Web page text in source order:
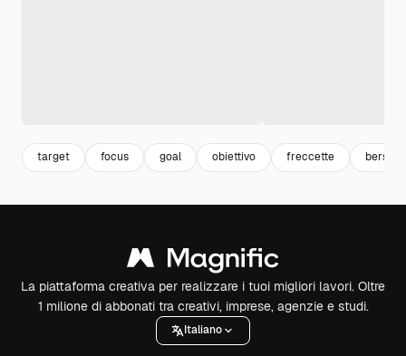
target focus goal obiettivo freccette
La piattaforma creativa per realizzare i tuoi migliori lavori. Oltre
1 milione di abbonati tra creativi, imprese, agenzie e studi.
Italiano